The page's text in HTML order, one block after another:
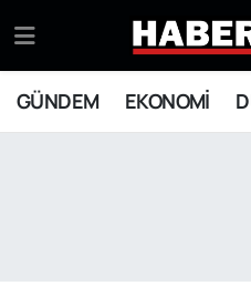
GÜNDEM EKONOMİ
EKONOMİ
Eskişehir Nöbetçi
Eskişehir Hava